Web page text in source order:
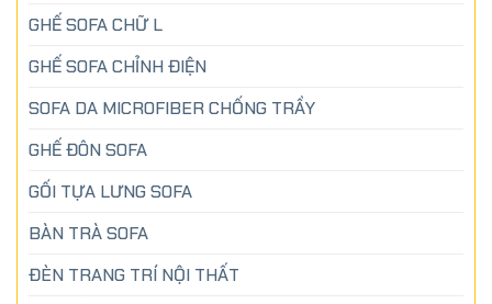
GHẾ SOFA CHỮ L
GHẾ SOFA CHỈNH ĐIỆN
SOFA DA MICROFIBER CHỐNG TRẦY
GHẾ ĐÔN SOFA
GỐI TỰA LƯNG SOFA
BÀN TRÀ SOFA
ĐÈN TRANG TRÍ NỘI THẤT